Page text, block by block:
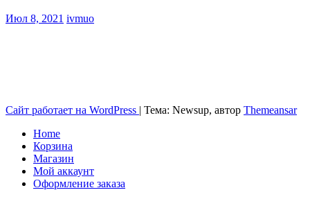
Июл 8, 2021 ivmuo
Сайт работает на WordPress | Тема: Newsup, автор Themeansar
Home
Корзина
Магазин
Мой аккаунт
Оформление заказа